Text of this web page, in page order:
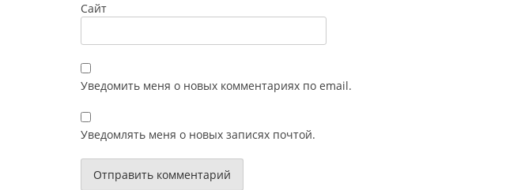
Сайт
Уведомить меня о новых комментариях по email.
Уведомлять меня о новых записях почтой.